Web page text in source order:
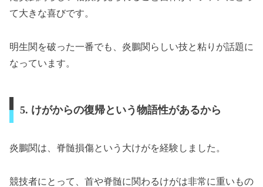
て大きな喜びです。
明生関を破った一番でも、炎鵬関らしい技と粘りが話題に
なっています。
5. けがからの復帰という物語性があるから
炎鵬関は、脊髄損傷という大けがを経験しました。
競技者にとって、首や脊髄に関わるけがは非常に重いもの